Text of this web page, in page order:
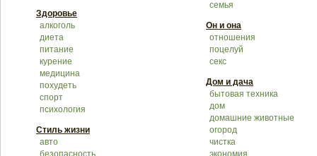
Здоровье
алкоголь
диета
питание
курение
медицина
похудеть
спорт
психология
Стиль жизни
авто
безопасность
семья
Он и она
отношения
поцелуй
секс
Дом и дача
бытовая техника
дом
домашние животные
огород
чистка
экономия